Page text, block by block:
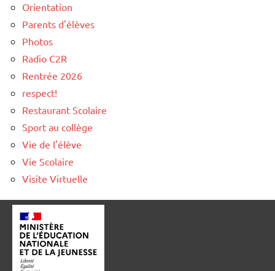
Orientation
Parents d'élèves
Photos
Radio C2R
Rentrée 2026
respect!
Restaurant Scolaire
Sport au collège
Vie de l'élève
Vie Scolaire
Visite Virtuelle